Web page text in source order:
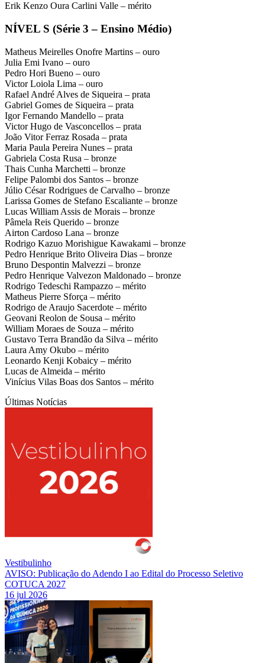
Erik Kenzo Oura Carlini Valle – mérito
NÍVEL S (Série 3 – Ensino Médio)
Matheus Meirelles Onofre Martins – ouro
Julia Emi Ivano – ouro
Pedro Hori Bueno – ouro
Victor Loiola Lima – ouro
Rafael André Alves de Siqueira – prata
Gabriel Gomes de Siqueira – prata
Igor Fernando Mandello – prata
Victor Hugo de Vasconcellos – prata
João Vitor Ferraz Rosada – prata
Maria Paula Pereira Nunes – prata
Gabriela Costa Rusa – bronze
Thais Cunha Marchetti – bronze
Felipe Palombi dos Santos – bronze
Júlio César Rodrigues de Carvalho – bronze
Larissa Gomes de Stefano Escaliante – bronze
Lucas William Assis de Morais – bronze
Pâmela Reis Querido – bronze
Airton Cardoso Lana – bronze
Rodrigo Kazuo Morishigue Kawakami – bronze
Pedro Henrique Brito Oliveira Dias – bronze
Bruno Despontin Malvezzi – bronze
Pedro Henrique Valvezon Maldonado – bronze
Rodrigo Tedeschi Rampazzo – mérito
Matheus Pierre Sforça – mérito
Rodrigo de Araujo Sacerdote – mérito
Geovani Reolon de Sousa – mérito
William Moraes de Souza – mérito
Gustavo Terra Brandão da Silva – mérito
Laura Amy Okubo – mérito
Leonardo Kenji Kobaicy – mérito
Lucas de Almeida – mérito
Vinícius Vilas Boas dos Santos – mérito
Últimas Notícias
Vestibulinho
AVISO: Publicação do Adendo I ao Edital do Processo Seletivo
COTUCA 2027
16 jul 2026